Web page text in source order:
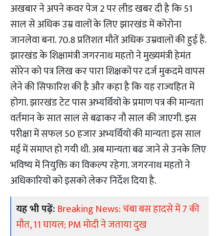
अखबार ने अपने कवर पेज 2 पर लीड खबर दी है कि 51
साल से अधिक उम्र वालों के लिए झारखंड में कोरोना
जानलेवा बना. 70.8 प्रतिशत मौतें अधिक उम्रवालों की हुई हैं.
झारखंड के शिक्षामंत्री जगरनाथ महतो ने मुख्यमंत्री हेमंत
सोरेन को पत्र लिख कर पारा शिक्षकों पर दर्ज मुकदमे वापस
लेने की सिफारिश की है और कहा है कि यह राज्यहित में
होगा. झारखंड टेट पास अभ्यर्थियों के प्रमाण पत्र की मान्यता
वर्तमान के सात साल से बढाकर नौ साल की जाएगी. इस
परीक्षा में सफल 50 हजार अभ्यर्थियों की मान्यता इस साल
मई में समाप्त हो गयी थी. अब मान्यता बढ जाने से उनके लिए
भविष्य में नियुक्ति का विकल्प रहेगा. जगरनाथ महतो ने
अधिकारियों को इसको लेकर निर्देश दिया है.
यह भी पढ़ें: Breaking News: चंबा बस हादसे में 7 की
मौत, 11 घायल; PM मोदी ने जताया दुख